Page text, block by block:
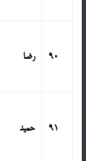
90 رضا
91 حمید